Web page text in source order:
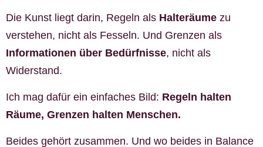
Die Kunst liegt darin, Regeln als Halteräume zu
verstehen, nicht als Fesseln. Und Grenzen als
Informationen über Bedürfnisse, nicht als
Widerstand.
Ich mag dafür ein einfaches Bild: Regeln halten
Räume, Grenzen halten Menschen.
Beides gehört zusammen. Und wo beides in Balance